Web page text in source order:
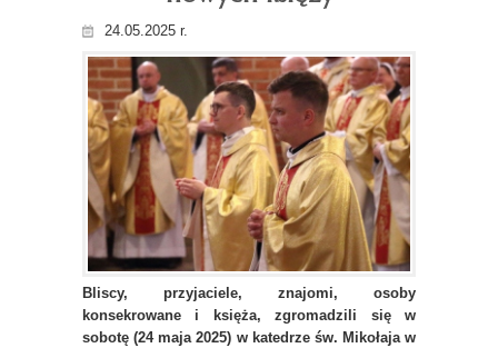
24.05.2025 r.
Bliscy, przyjaciele, znajomi, osoby
konsekrowane i księża, zgromadzili się w
sobotę (24 maja 2025) w katedrze św. Mikołaja w